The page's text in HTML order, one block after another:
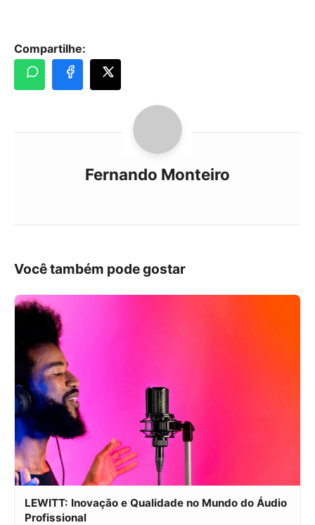
Compartilhe:
Fernando Monteiro
Você também pode gostar
LEWITT: Inovação e Qualidade no Mundo do Áudio
Profissional